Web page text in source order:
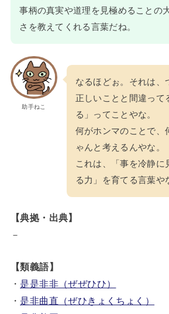
事柄の真実や道理を見極めることの
さを教えてくれる言葉だね。
助手ねこ
なるほどぉ。それは、
正しいことと間違って
る」ってことやな。
何がホンマのことで、
ゃんと考えるんやな。
これは、「事を冷静に
る力」を育てる言葉や
【典拠・出典】
－
【類義語】
・ 是是非非（ぜぜひひ）
・ 是非曲直（ぜひきょくちょく）